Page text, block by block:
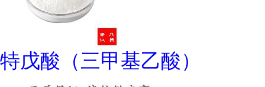
特戊酸（三甲基乙酸）